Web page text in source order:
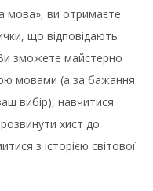
мова», ви отримаєте
що відповідають
зможете майстерно
мовами (а за бажання
вибір), навчитися
хист до
з історією світової